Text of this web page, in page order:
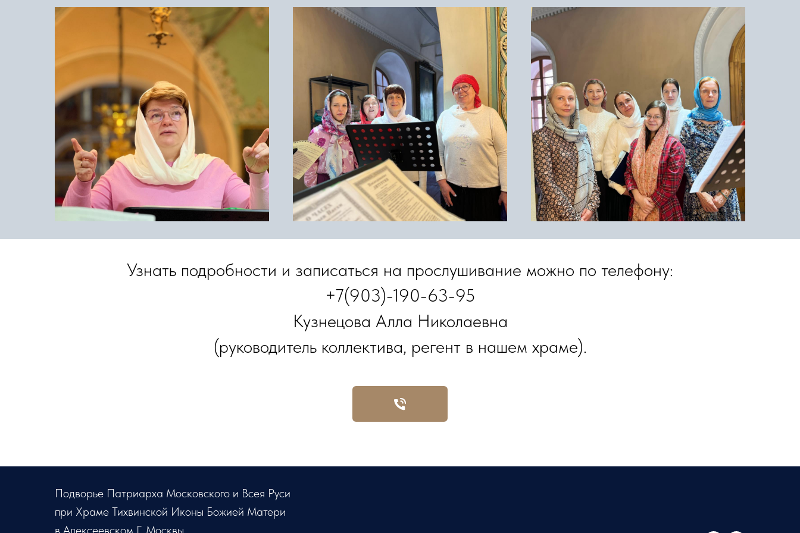
Узнать подробности и записаться на прослушивание можно по телефону:
+7(903)-190-63-95
Кузнецова Алла Николаевна
(руководитель коллектива, регент в нашем храме).
Подворье Патриарха Московского и Всея Руси
при Храме Тихвинской Иконы Божией Матери
в Алексеевском Г. Москвы